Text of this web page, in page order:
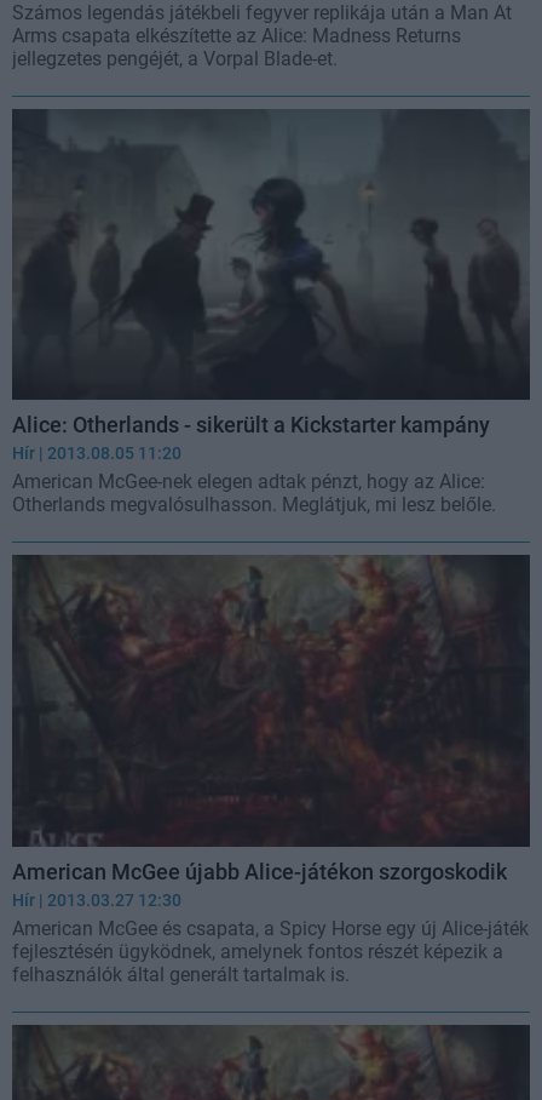
Számos legendás játékbeli fegyver replikája után a Man At
Arms csapata elkészítette az Alice: Madness Returns
jellegzetes pengéjét, a Vorpal Blade-et.
Alice: Otherlands - sikerült a Kickstarter kampány
Hír | 2013.08.05 11:20
American McGee-nek elegen adtak pénzt, hogy az Alice:
Otherlands megvalósulhasson. Meglátjuk, mi lesz belőle.
American McGee újabb Alice-játékon szorgoskodik
Hír | 2013.03.27 12:30
American McGee és csapata, a Spicy Horse egy új Alice-játék
fejlesztésén ügyködnek, amelynek fontos részét képezik a
felhasználók által generált tartalmak is.